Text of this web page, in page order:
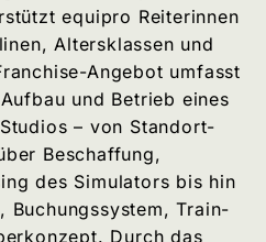
equipro Reiterinnen
Altersklassen und
Angebot umfasst
und Betrieb eines
– von Standort-
Beschaffung,
des Simulators bis hin
Buchungssystem, Train-
Durch das